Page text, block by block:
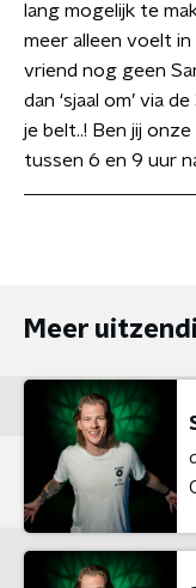
lang mogelijk te
meer alleen voelt in
vriend nog geen
dan ‘sjaal om’ via
je belt..! Ben jij
tussen 6 en 9 uur
Meer